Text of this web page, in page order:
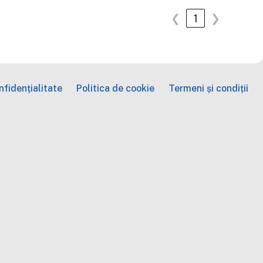
❮ 1 ❯
Politica de cookie Termeni și condiții